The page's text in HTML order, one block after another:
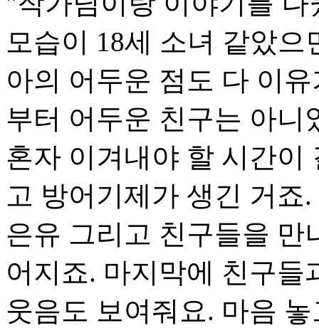
모습이 18세 소녀 같았
아의 어두운 점도 다 이
부터 어두운 친구는 아니
혼자 이겨내야 할 시간이
고 방어기제가 생긴 거죠
은유 그리고 친구들을 만
어지죠. 마지막에 친구들
웃음도 보여줘요. 마음